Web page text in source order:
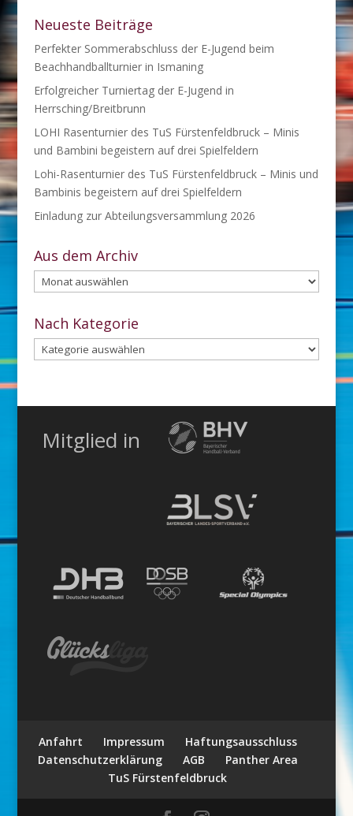
Neueste Beiträge
Perfekter Sommerabschluss der E-Jugend beim
Beachhandballturnier in Ismaning
Erfolgreicher Turniertag der E-Jugend in
Herrsching/Breitbrunn
LOHI Rasenturnier des TuS Fürstenfeldbruck – Minis
und Bambini begeistern auf drei Spielfeldern
Lohi-Rasenturnier des TuS Fürstenfeldbruck – Minis und
Bambinis begeistern auf drei Spielfeldern
Einladung zur Abteilungsversammlung 2026
Aus dem Archiv
Aus
dem
Archiv
Nach Kategorie
Nach
Kategorie
Mitglied in
Anfahrt Impressum
Haftungsausschluss
Datenschutzerklärung
AGB
Panther Area
TuS Fürstenfeldbruck